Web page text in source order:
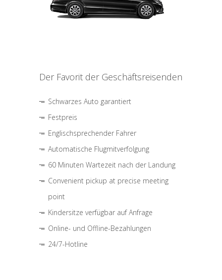
Der Favorit der Geschäftsreisenden
Schwarzes Auto garantiert
Festpreis
Englischsprechender Fahrer
Automatische Flugmitverfolgung
60 Minuten Wartezeit nach der Landung
Convenient pickup at precise meeting
point
Kindersitze verfügbar auf Anfrage
Online- und Offline-Bezahlungen
24/7-Hotline